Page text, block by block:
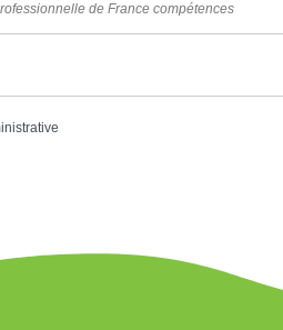
de France compétences